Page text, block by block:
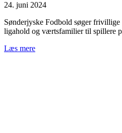
24. juni 2024
Sønderjyske Fodbold søger
ligahold og værtsfamilier til spillere
Læs mere